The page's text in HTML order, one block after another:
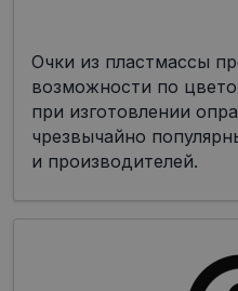
Очки из пластмассы
возможности по
при изготовлении
чрезвычайно
и производителей.